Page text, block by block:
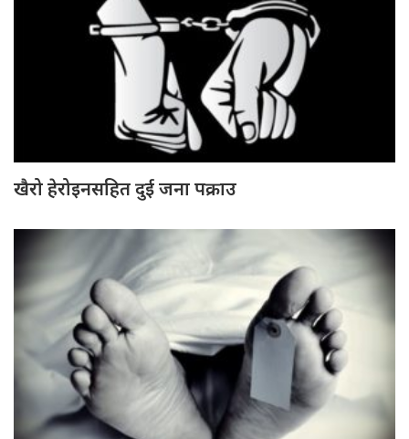
खैरो हेरोइनसहित दुई जना पक्राउ